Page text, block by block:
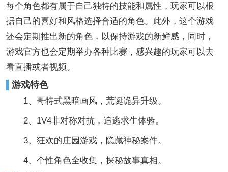
每个角色都有属于自己独特的技能和属性，玩家可以根
据自己的喜好和风格选择合适的角色。此外，这个游戏
还会定期推出新的角色，以保持游戏的新鲜感，同时，
游戏官方也会定期举办各种比赛，感兴趣的玩家可以去
看直播或者视频。
游戏特色
1、哥特式黑暗画风，荒诞诡异升级。
2、1V4非对称对抗，追逃求生体验。
3、狂欢的庄园游戏，隐藏神秘案件。
4、个性角色全收集，探秘故事真相。